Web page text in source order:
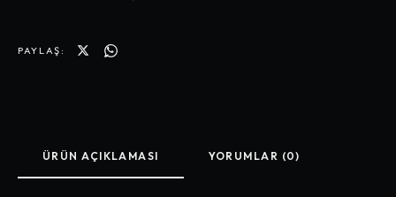
PAYLAŞ:
ÜRÜN AÇIKLAMASI YORUMLAR (0)